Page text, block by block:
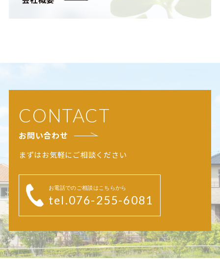
CONTACT
お問い合わせ
まずはお気軽にご相談ください
お電話でのご相談はこちらから
tel.076-255-6081